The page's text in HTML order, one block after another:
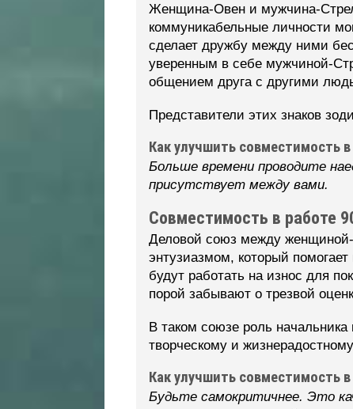
Женщина-Овен и мужчина-
коммуникабельные личности
сделает дружбу между ними
уверенным в себе мужчиной-
общением друга с другими
Представители этих знаков
Как улучшить совместимость
Больше времени проводите
присутствует между вами.
Совместимость в работе
Деловой союз между
энтузиазмом, который
будут работать на износ для
порой забывают о трезвой
В таком союзе роль
творческому и
Как улучшить совместимость
Будьте самокритичнее. Это